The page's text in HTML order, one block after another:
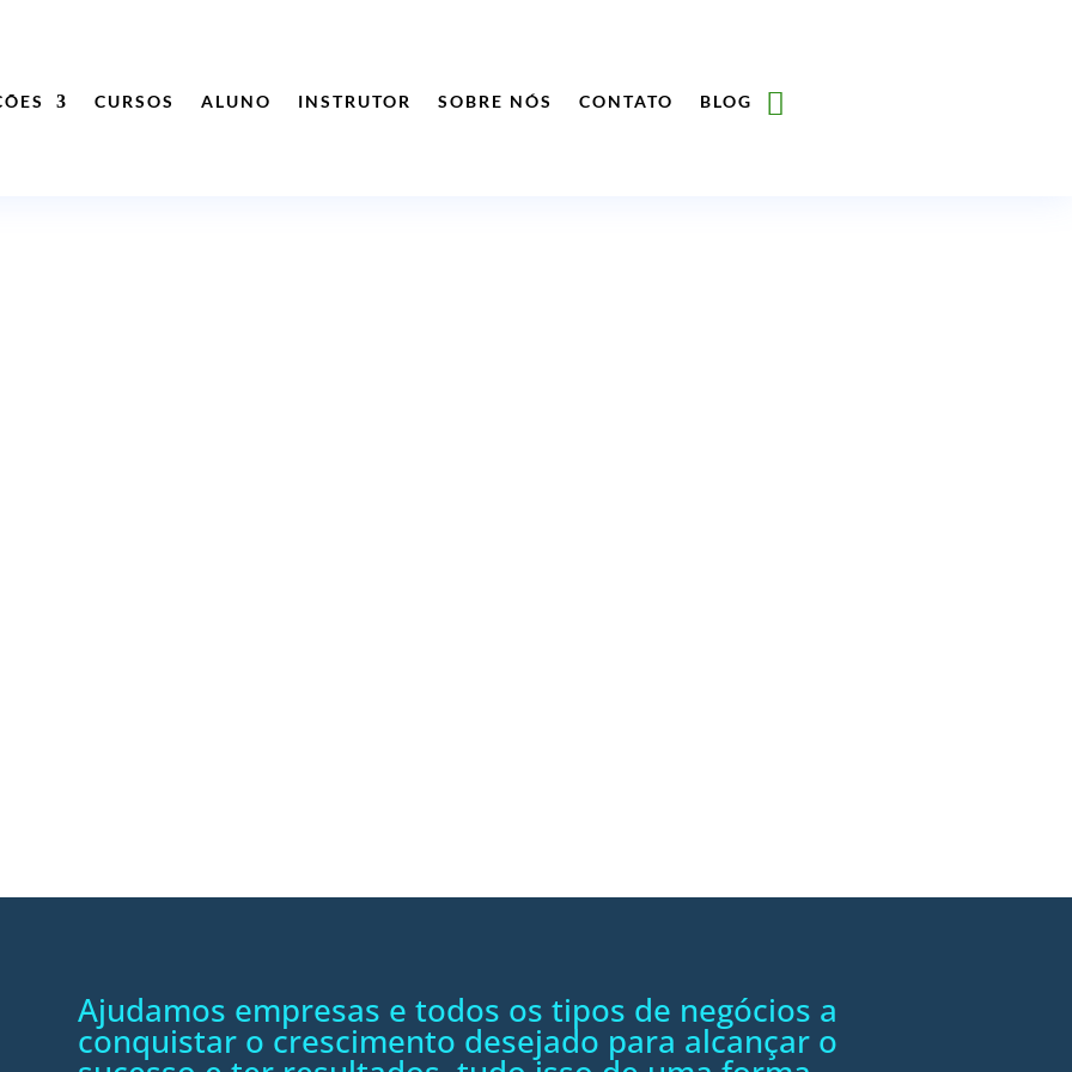
CURSOS ALUNO INSTRUTOR SOBRE NÓS CONTATO BLOG
Ajudamos empresas e todos os tipos de negócios a
conquistar o crescimento desejado para alcançar o